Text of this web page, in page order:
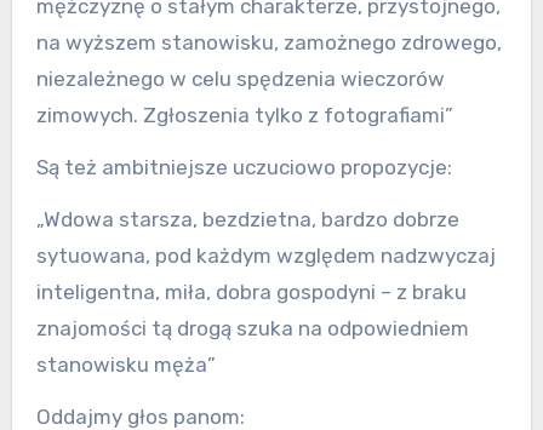
mężczyznę o stałym charakterze, przystojnego,
na wyższem stanowisku, zamożnego zdrowego,
niezależnego w celu spędzenia wieczorów
zimowych. Zgłoszenia tylko z fotografiami”
Są też ambitniejsze uczuciowo propozycje:
„Wdowa starsza, bezdzietna, bardzo dobrze
sytuowana, pod każdym względem nadzwyczaj
inteligentna, miła, dobra gospodyni – z braku
znajomości tą drogą szuka na odpowiedniem
stanowisku męża”
Oddajmy głos panom: